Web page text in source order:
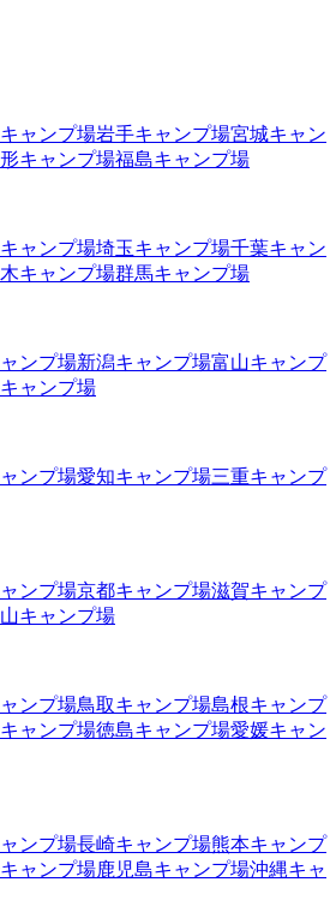
キャンプ場岩手キャンプ場宮城キャン
キャンプ場福島キャンプ場
キャンプ場埼玉キャンプ場千葉キャン
キャンプ場群馬キャンプ場
ンプ場新潟キャンプ場富山キャンプ
キャンプ場
ンプ場愛知キャンプ場三重キャンプ
ンプ場京都キャンプ場滋賀キャンプ
キャンプ場
ンプ場鳥取キャンプ場島根キャンプ
キャンプ場徳島キャンプ場愛媛キャン
ンプ場長崎キャンプ場熊本キャンプ
キャンプ場鹿児島キャンプ場沖縄キャ